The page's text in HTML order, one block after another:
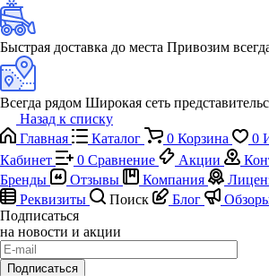
Быстрая доставка до места Привозим
Всегда рядом Широкая сеть
Назад к списку
Главная
Каталог 0 Корзина 0
Кабинет
0 Сравнение Акции
Бренды
Отзывы Компания
Реквизиты
Поиск Блог
Подписаться
на новости и акции
Подписаться